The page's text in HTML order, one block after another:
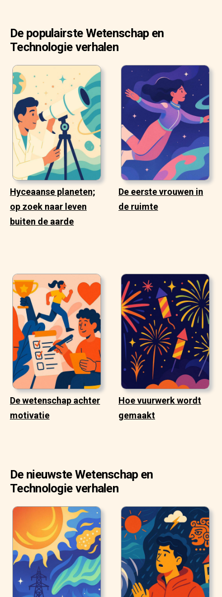
De populairste Wetenschap en
Technologie verhalen
Hyceaanse planeten;
op zoek naar leven
buiten de aarde
De eerste vrouwen in
de ruimte
De wetenschap achter
motivatie
Hoe vuurwerk wordt
gemaakt
De nieuwste Wetenschap en
Technologie verhalen